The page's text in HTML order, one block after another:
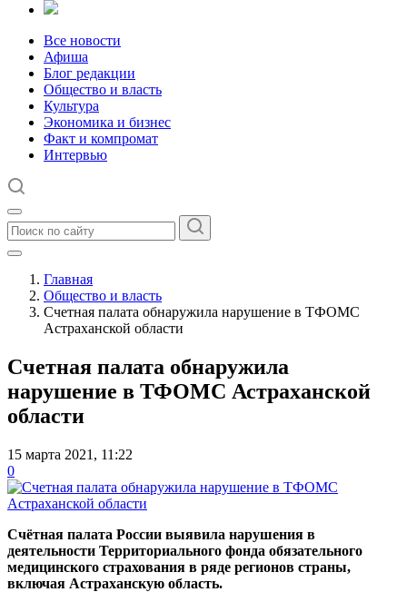
Все новости
Афиша
Блог редакции
Общество и власть
Культура
Экономика и бизнес
Факт и компромат
Интервью
Главная
Общество и власть
Счетная палата обнаружила нарушение в ТФОМС
Астраханской области
Счетная палата обнаружила
нарушение в ТФОМС Астраханской
области
15 марта 2021, 11:22
0
Счётная палата России выявила нарушения в
деятельности Территориального фонда обязательного
медицинского страхования в ряде регионов страны,
включая Астраханскую область.